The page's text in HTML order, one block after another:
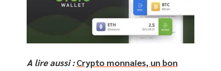
A lire aussi : Crypto monnaies, un bon